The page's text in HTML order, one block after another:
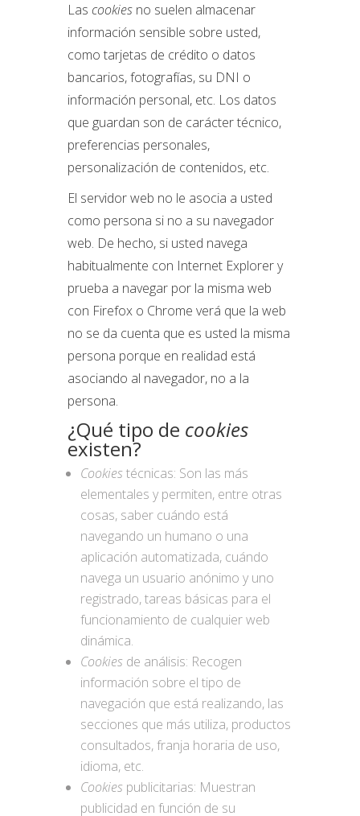
Las cookies no suelen almacenar
información sensible sobre usted,
como tarjetas de crédito o datos
bancarios, fotografías, su DNI o
información personal, etc. Los datos
que guardan son de carácter técnico,
preferencias personales,
personalización de contenidos, etc.
El servidor web no le asocia a usted
como persona si no a su navegador
web. De hecho, si usted navega
habitualmente con Internet Explorer y
prueba a navegar por la misma web
con Firefox o Chrome verá que la web
no se da cuenta que es usted la misma
persona porque en realidad está
asociando al navegador, no a la
persona.
¿Qué tipo de cookies
existen?
Cookies técnicas: Son las más
elementales y permiten, entre otras
cosas, saber cuándo está
navegando un humano o una
aplicación automatizada, cuándo
navega un usuario anónimo y uno
registrado, tareas básicas para el
funcionamiento de cualquier web
dinámica.
Cookies de análisis: Recogen
información sobre el tipo de
navegación que está realizando, las
secciones que más utiliza, productos
consultados, franja horaria de uso,
idioma, etc.
Cookies publicitarias: Muestran
publicidad en función de su